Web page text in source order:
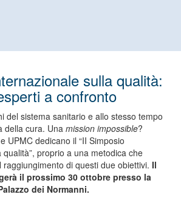
sulla qualità:
a confronto
del sistema sanitario e allo stesso tempo
della cura. Una mission impossible?
UPMC dedicano il “II Simposio
proprio a una metodica che
di questi due obiettivi. Il
il prossimo 30 ottobre presso la
dei Normanni.